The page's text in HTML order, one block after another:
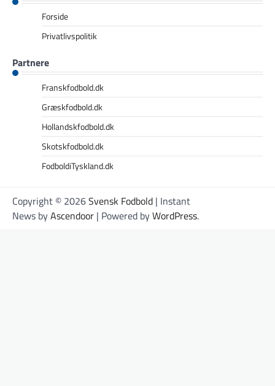
Forside
Privatlivspolitik
Partnere
Franskfodbold.dk
Græskfodbold.dk
Hollandskfodbold.dk
Skotskfodbold.dk
FodboldiTyskland.dk
Copyright © 2026Svensk Fodbold | Instant
News byAscendoor | Powered byWordPress.